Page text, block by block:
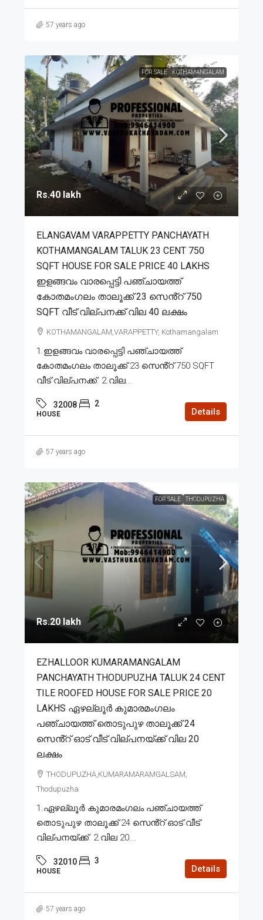
57 years ago
FOR SALE KOTHAMANGALAM
Rs.40 lakh
ELANGAVAM VARAPPETTY PANCHAYATH
KOTHAMANGALAM TALUK 23 CENT 750
SQFT HOUSE FOR SALE PRICE 40 LAKHS
ഇളങ്ങവം വാരപ്പെട്ടി പഞ്ചായത്ത്
കോതമംഗലം താലൂക്ക് 23 സെൻ്റ് 750
SQFT വീട് വില്പനക്ക് വില 40 ലക്ഷം
KOTHAMANGALAM,VARAPPETTY, Kothamangalam
1.ഇളങ്ങവം വാരപ്പെട്ടി പഞ്ചായത്ത്
കോതമംഗലം താലൂക്ക് 23 സെൻ്റ് 750 SQFT
വീട് വില്പനക്ക്. 2.വില...
32008 2
HOUSE Details
57 years ago
FOR SALE THODUPUZHA
Rs.20 lakh
EZHALLOOR KUMARAMANGALAM
PANCHAYATH THODUPUZHA TALUK 24 CENT
TILE ROOFED HOUSE FOR SALE PRICE 20
LAKHS ഏഴല്ലൂർ കുമാരമംഗലം
പഞ്ചായത്ത് തൊടുപുഴ താലൂക്ക് 24
സെൻ്റ് ഓട് വീട് വില്പനയ്ക്ക് വില 20
ലക്ഷം
THODUPUZHA,KUMARAMARAMGALSAM,
Thodupuzha
1.ഏഴല്ലൂർ കുമാരമംഗലം പഞ്ചായത്ത്
തൊടുപുഴ താലൂക്ക് 24 സെൻ്റ് ഓട് വീട്
വില്പനയ്ക്ക്. 2.വില 20...
32010 3
HOUSE Details
57 years ago